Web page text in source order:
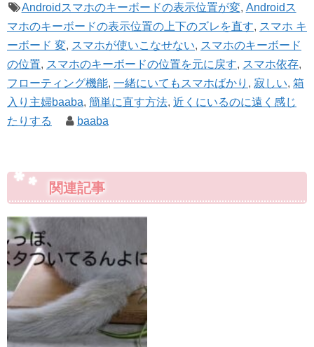
Androidスマホのキーボードの表示位置が変, Androidス
マホのキーボードの表示位置の上下のズレを直す, スマホ キ
ーボード 変, スマホが使いこなせない, スマホのキーボード
の位置, スマホのキーボードの位置を元に戻す, スマホ依存,
フローティング機能, 一緒にいてもスマホばかり , 寂しい, 箱
入り主婦baaba, 簡単に直す方法, 近くにいるのに遠く感じ
たりする
baaba
関連記事